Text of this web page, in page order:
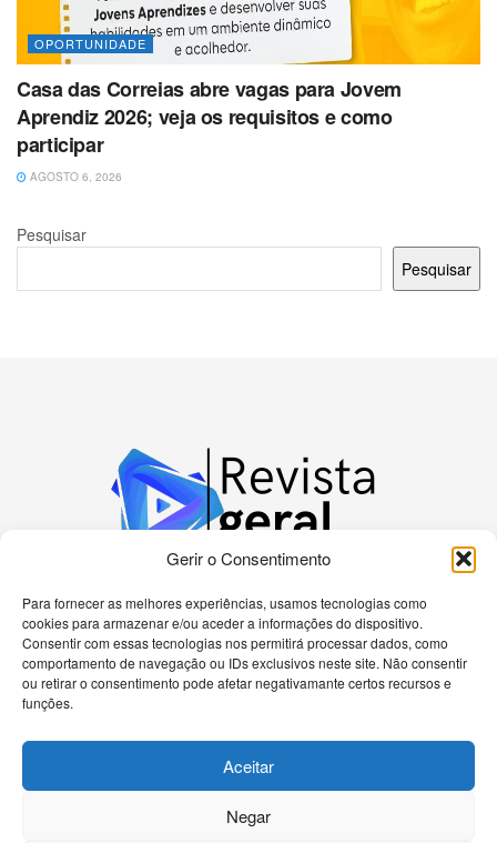
Gerir o Consentimento
Para fornecer as melhores experiências, usamos tecnologias como
cookies para armazenar e/ou aceder a informações do dispositivo.
Consentir com essas tecnologias nos permitirá processar dados, como
comportamento de navegação ou IDs exclusivos neste site. Não consentir
ou retirar o consentimento pode afetar negativamante certos recursos e
funções.
Aceitar
Negar
OPORTUNIDADE
Casa das Correias abre vagas para Jovem
Aprendiz 2026; veja os requisitos e como
participar
AGOSTO 6, 2026
Pesquisar
Pesquisar
Bem-vindo à nossa plataforma dedicada a
apaixonados por tecnologia! Aqui, você encontrará
as últimas novidades sobre celulares, computadores
e uma gama diversificada de dispositivos eletrônicos.
atualizadas, análises detalhadas e tutoriais passo a
passo para ajudá-lo a navegar no universo
tecnológico de forma eficiente.